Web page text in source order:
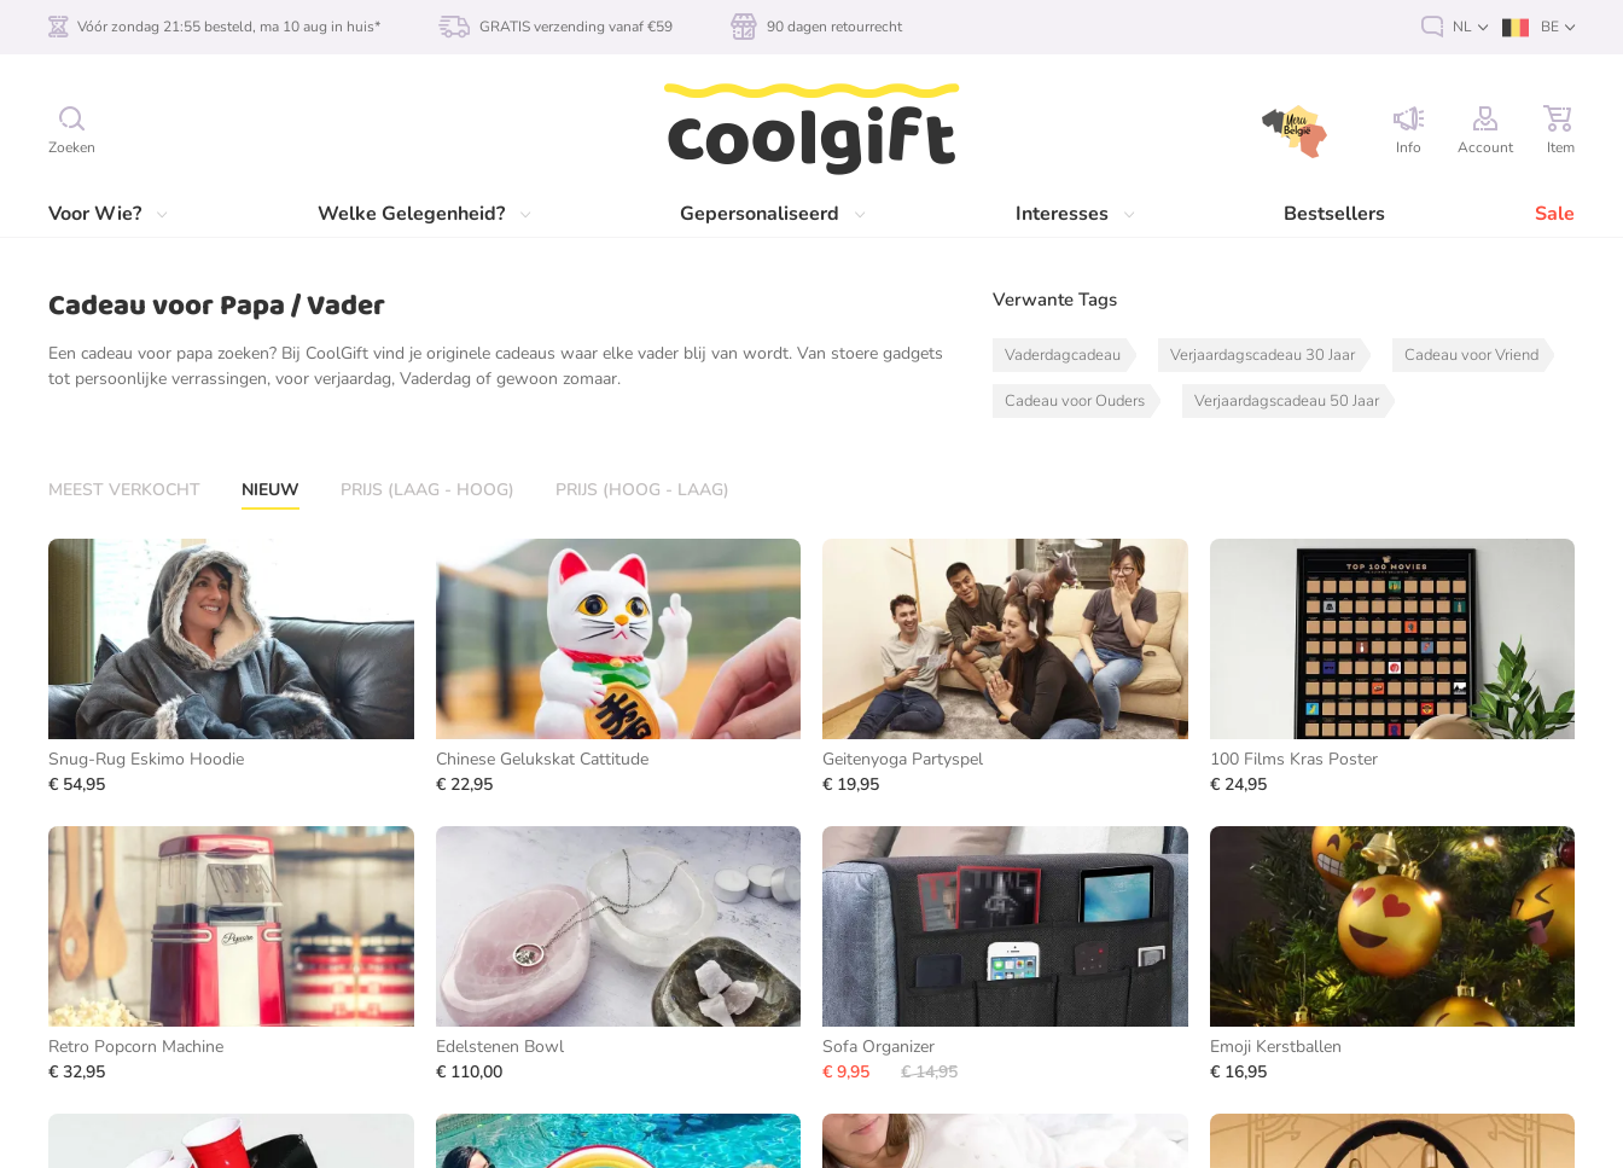
Zoeken Info Account Item
Voor Wie? Welke Gelegenheid? Gepersonaliseerd Interesses Bestsellers Sale
Vóór zondag 21:55 besteld, ma 10 aug in huis* GRATIS verzending vanaf €59 90 dagen retourrecht NL BE
Cadeau voor Papa / Vader
Een cadeau voor papa zoeken? Bij CoolGift vind je originele cadeaus waar elke vader blij van wordt. Van stoere gadgets
tot persoonlijke verrassingen, voor verjaardag, Vaderdag of gewoon zomaar.
Verwante Tags
Vaderdagcadeau Verjaardagscadeau 30 Jaar Cadeau voor Vriend
Cadeau voor Ouders Verjaardagscadeau 50 Jaar
MEEST VERKOCHT NIEUW PRIJS (LAAG - HOOG) PRIJS (HOOG - LAAG)
Snug-Rug Eskimo Hoodie
€ 54,95
Chinese Gelukskat Cattitude
€ 22,95
Geitenyoga Partyspel
€ 19,95
100 Films Kras Poster
€ 24,95
Retro Popcorn Machine
€ 32,95
Edelstenen Bowl
€ 110,00
Sofa Organizer
€ 9,95
€ 14,95
Emoji Kerstballen
€ 16,95